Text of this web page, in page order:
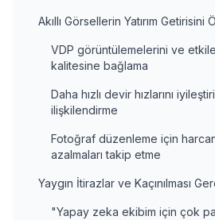
Akıllı Görsellerin Yatırım Getirisini
VDP görüntülemelerini ve
kalitesine bağlama
Daha hızlı devir hızlarını
ilişkilendirme
Fotoğraf düzenleme için
azalmaları takip etme
Yaygın İtirazlar ve Kaçınılması
"Yapay zeka ekibim için çok